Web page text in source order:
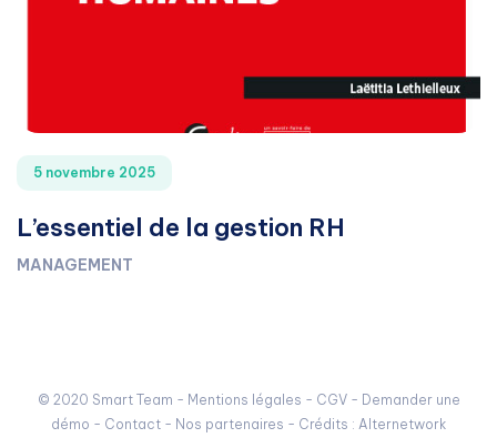
5 novembre 2025
L’essentiel de la gestion RH
MANAGEMENT
© 2020 Smart Team - Mentions légales - CGV- Demander une
démo - Contact - Nos partenaires - Crédits : Alternetwork